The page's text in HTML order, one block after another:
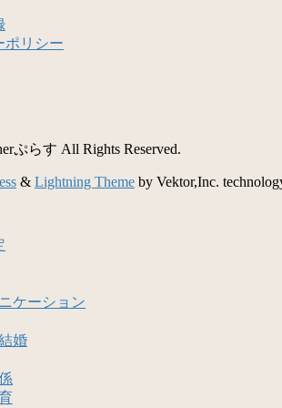
ポリシー
ぷらす All Rights Reserved.
& Lightning Theme by Vektor,Inc.
ケーション
婚